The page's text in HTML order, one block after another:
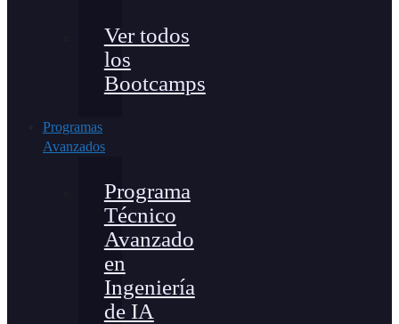
Ver todos
los
Bootcamps
Programas
Avanzados
Programa
Técnico
Avanzado
en
Ingeniería
de IA